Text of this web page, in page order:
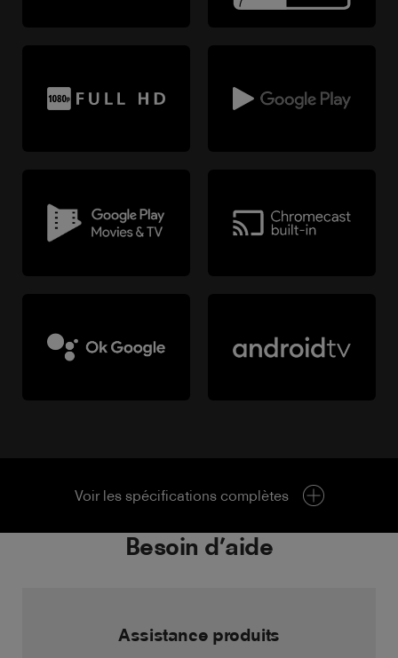
Voir les spécifications complètes
Besoin d’aide
Assistance produits